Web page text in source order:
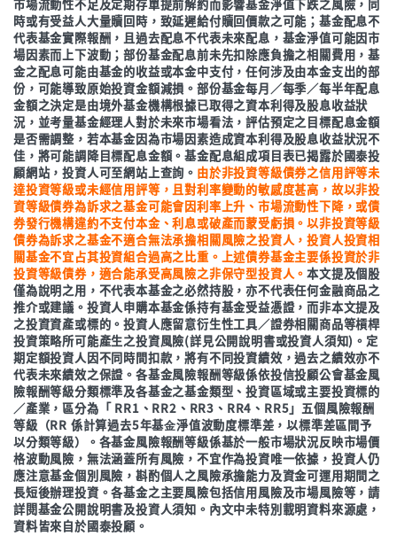
市場流動性不足及定期存單提前解約而影響基金淨值下跌之風險，同
時或有受益人大量贖回時，致延遲給付贖回價款之可能；基金配息不
代表基金實際報酬，且過去配息不代表未來配息，基金淨值可能因市
場因素而上下波動；部份基金配息前未先扣除應負擔之相關費用，基
金之配息可能由基金的收益或本金中支付，任何涉及由本金支出的部
份，可能導致原始投資金額減損。部份基金每月／每季／每半年配息
金額之決定是由境外基金機構根據已取得之資本利得及股息收益狀
況，並考量基金經理人對於未來市場看法，評估預定之目標配息金額
是否需調整，若本基金因為市場因素造成資本利得及股息收益狀況不
佳，將可能調降目標配息金額。基金配息組成項目表已揭露於國泰投
顧網站，投資人可至網站上查詢。 由於非投資等級債券之信用評等未
達投資等級或未經信用評等，且對利率變動的敏感度甚高，故以非投
資等級債券為訴求之基金可能會因利率上升、市場流動性下降，或債
券發行機構違約不支付本金、利息或破產而蒙受虧損。以非投資等級
債券為訴求之基金不適合無法承擔相關風險之投資人，投資人投資相
關基金不宜占其投資組合過高之比重。上述債券基金主要係投資於非
投資等級債券，適合能承受高風險之非保守型投資人。本文提及個股
僅為說明之用，不代表本基金之必然持股，亦不代表任何金融商品之
推介或建議。投資人申購本基金係持有基金受益憑證，而非本文提及
之投資資產或標的。投資人應留意衍生性工具／證券相關商品等槓桿
投資策略所可能產生之投資風險(詳見公開說明書或投資人須知)。定
期定額投資人因不同時間扣款，將有不同投資績效，過去之績效亦不
代表未來績效之保證。各基金風險報酬等級係依投信投顧公會基金風
險報酬等級分類標準及各基金之基金類型、投資區域或主要投資標的
／產業，區分為「 RR1、RR2、RR3、RR4、RR5」五個風險報酬
等級（RR 係計算過去5年基⾦淨值波動度標準差，以標準差區間予
以分類等級）。各基金風險報酬等級係基於一般市場狀況反映市場價
格波動風險，無法涵蓋所有風險，不宜作為投資唯一依據，投資人仍
應注意基金個別風險，斟酌個人之風險承擔能力及資金可運用期間之
長短後辦理投資。各基金之主要風險包括信用風險及市場風險等，請
詳閱基金公開說明書及投資人須知。內文中未特別載明資料來源處，
資料皆來自於國泰投顧。